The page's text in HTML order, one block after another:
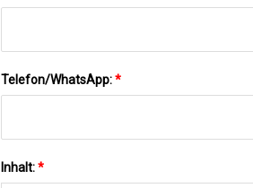
Telefon/WhatsApp:*
Inhalt:*